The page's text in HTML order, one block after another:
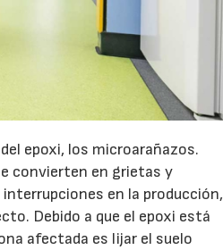
epoxi, los microarañazos.
convierten en grietas y
en la producción,
Debido a que el epoxi está
afectada es lijar el suelo